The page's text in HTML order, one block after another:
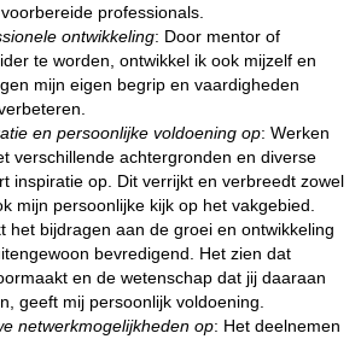
professionals.
ontwikkeling: Door mentor of
te worden, ontwikkel ik ook mijzelf en
mijn eigen begrip en vaardigheden
en persoonlijke voldoening op: Werken
verschillende achtergronden en diverse
inspiratie op. Dit verrijkt en verbreedt zowel
mijn persoonlijke kijk op het vakgebied.
het bijdragen aan de groei en ontwikkeling
bevredigend. Het zien dat
en de wetenschap dat jij daaraan
geeft mij persoonlijk voldoening.
netwerkmogelijkheden op: Het deelnemen